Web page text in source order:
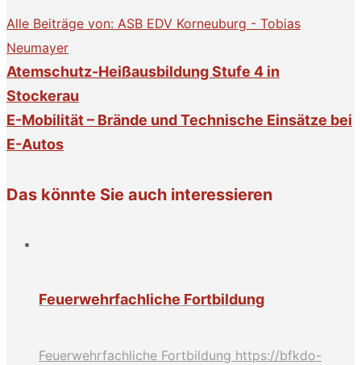
Alle Beiträge von: ASB EDV Korneuburg - Tobias
Neumayer
Atemschutz-Heißausbildung Stufe 4 in
Stockerau
E-Mobilität – Brände und Technische Einsätze bei
E-Autos
Das könnte Sie auch interessieren
Feuerwehrfachliche Fortbildung
Feuerwehrfachliche Fortbildung https://bfkdo-